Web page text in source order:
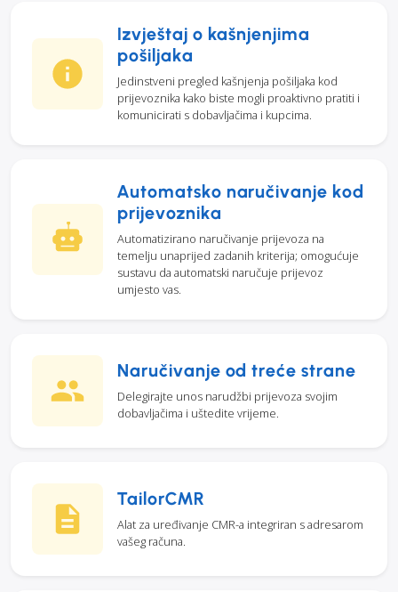
Izvještaj o kašnjenjima
pošiljaka
Jedinstveni pregled kašnjenja pošiljaka kod
prijevoznika kako biste mogli proaktivno pratiti i
komunicirati s dobavljačima i kupcima.
Automatsko naručivanje kod
prijevoznika
Automatizirano naručivanje prijevoza na
temelju unaprijed zadanih kriterija; omogućuje
sustavu da automatski naručuje prijevoz
umjesto vas.
Naručivanje od treće strane
Delegirajte unos narudžbi prijevoza svojim
dobavljačima i uštedite vrijeme.
TailorCMR
Alat za uređivanje CMR-a integriran s adresarom
vašeg računa.